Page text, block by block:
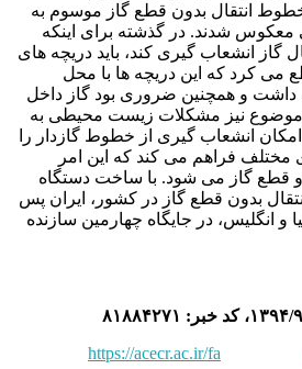
انتقال بدون قطع گاز موسوم به
شدند. در گذشته برای اینکه
انشعاب گیری کند، باید دریچه‌ های
می ‌کرد که این دریچه‌ ها با محل
داشت و همچنین ضروری بود گاز داخل
نیز مشکلات زیست محیطی به
انشعاب گیری از خطوط گازدار را
مختلف فراهم می کند که این امر
قطع گاز می شود. با ساخت دستگاه
بدون قطع گاز در کشور، ایران پس
و انگلیس، در جایگاه چهارمین سازنده
https://acecr.ac.ir/fa